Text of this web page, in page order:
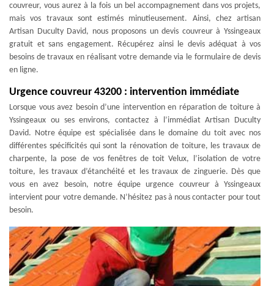
couvreur, vous aurez à la fois un bel accompagnement dans vos projets,
mais vos travaux sont estimés minutieusement. Ainsi, chez artisan
Artisan Duculty David, nous proposons un devis couvreur à Yssingeaux
gratuit et sans engagement. Récupérez ainsi le devis adéquat à vos
besoins de travaux en réalisant votre demande via le formulaire de devis
en ligne.
Urgence couvreur 43200 : intervention immédiate
Lorsque vous avez besoin d’une intervention en réparation de toiture à
Yssingeaux ou ses environs, contactez à l’immédiat Artisan Duculty
David. Notre équipe est spécialisée dans le domaine du toit avec nos
différentes spécificités qui sont la rénovation de toiture, les travaux de
charpente, la pose de vos fenêtres de toit Velux, l’isolation de votre
toiture, les travaux d’étanchéité et les travaux de zinguerie. Dès que
vous en avez besoin, notre équipe urgence couvreur à Yssingeaux
intervient pour votre demande. N’hésitez pas à nous contacter pour tout
besoin.